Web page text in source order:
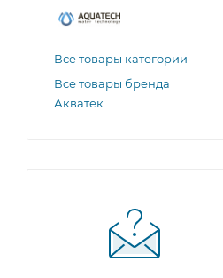
Все товары категории
Все товары бренда
Акватек